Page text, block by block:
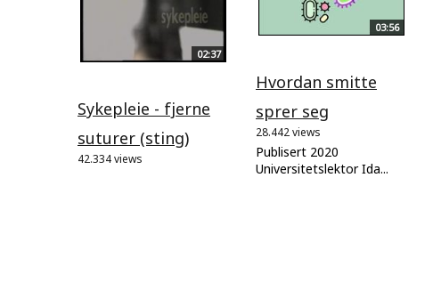
02:37
Sykepleie - fjerne
suturer (sting)
42.334 views
03:56
Hvordan smitte
sprer seg
28.442 views
Publisert 2020
Universitetslektor Ida...